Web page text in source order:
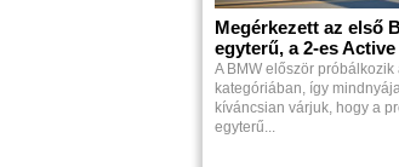
Megérkezett az első
egyterű, a 2-es
A BMW először próbálkozik
kategóriában, így
kíváncsian várjuk, hogy a
egyterű...